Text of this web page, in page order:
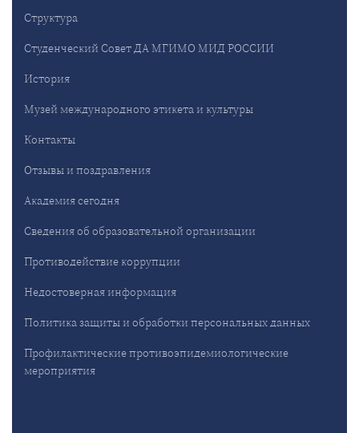
Структура
Студенческий Совет ДА МГИМО МИД РОССИИ
История
Музей международного этикета и культуры
Контакты
Отзывы и поздравления
Академия сегодня
Сведения об образовательной организации
Противодействие коррупции
Недостоверная информация
Политика защиты и обработки персональных данных
Профилактические противоэпидемиологические
мероприятия